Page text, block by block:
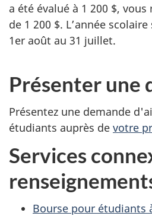
a été évalué à 1 200 $,
de 1 200 $. L’année
1er août au 31 juillet.
Présenter une
Présentez une demande
étudiants auprès de votre
Services
Bourse pour étudiants